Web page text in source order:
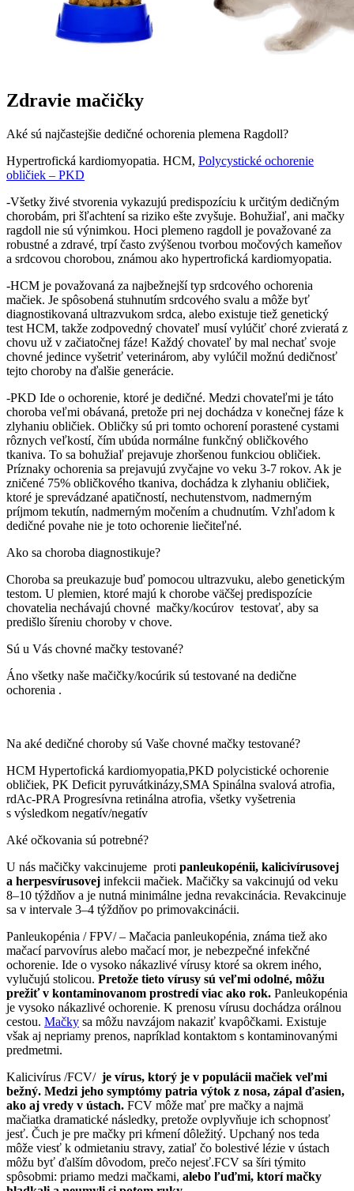
Zdravie mačičky
Aké sú najčastejšie dedičné ochorenia plemena Ragdoll?
Hypertrofická kardiomyopatia. HCM, Polycystické ochorenie
obličiek – PKD
-Všetky živé stvorenia vykazujú predispozíciu k určitým dedičným
chorobám, pri šľachtení sa riziko ešte zvyšuje. Bohužiaľ, ani mačky
ragdoll nie sú výnimkou. Hoci plemeno ragdoll je považované za
robustné a zdravé, trpí často zvýšenou tvorbou močových kameňov
a srdcovou chorobou, známou ako hypertrofická kardiomyopatia.
-HCM je považovaná za najbežnejší typ srdcového ochorenia
mačiek. Je spôsobená stuhnutím srdcového svalu a môže byť
diagnostikovaná ultrazvukom srdca, alebo existuje tiež genetický
test HCM, takže zodpovedný chovateľ musí vylúčiť choré zvieratá z
chovu už v začiatočnej fáze! Každý chovateľ by mal nechať svoje
chovné jedince vyšetriť veterinárom, aby vylúčil možnú dedičnosť
tejto choroby na ďalšie generácie.
-PKD Ide o ochorenie, ktoré je dedičné. Medzi chovateľmi je táto
choroba veľmi obávaná, pretože pri nej dochádza v konečnej fáze k
zlyhaniu obličiek. Obličky sú pri tomto ochorení porastené cystami
rôznych veľkostí, čím ubúda normálne funkčný obličkového
tkaniva. To sa bohužiaľ prejavuje zhoršenou funkciou obličiek.
Príznaky ochorenia sa prejavujú zvyčajne vo veku 3-7 rokov. Ak je
zničené 75% obličkového tkaniva, dochádza k zlyhaniu obličiek,
ktoré je sprevádzané apatičností, nechutenstvom, nadmerným
príjmom tekutín, nadmerným močením a chudnutím. Vzhľadom k
dedičné povahe nie je toto ochorenie liečiteľné.
Ako sa choroba diagnostikuje?
Choroba sa preukazuje buď pomocou ultrazvuku, alebo genetickým
testom. U plemien, ktoré majú k chorobe väčšej predispozície
chovatelia nechávajú chovné mačky/kocúrov testovať, aby sa
predišlo šíreniu choroby v chove.
Sú u Vás chovné mačky testované?
Áno všetky naše mačičky/kocúrik sú testované na dedične
ochorenia .
Na aké dedičné choroby sú Vaše chovné mačky testované?
HCM Hypertofická kardiomyopatia,PKD polycistické ochorenie
obličiek, PK Deficit pyruvátkinázy,SMA Spinálna svalová atrofia,
rdAc-PRA Progresívna retinálna atrofia, všetky vyšetrenia
s výsledkom negatív/negatív
Aké očkovania sú potrebné?
U nás mačičky vakcinujeme proti panleukopénii, kalicivírusovej
a herpesvírusovej infekcii mačiek. Mačičky sa vakcinujú od veku
8–10 týždňov a je nutná minimálne jedna revakcinácia. Revakcinuje
sa v intervale 3–4 týždňov po primovakcinácii.
Panleukopénia / FPV/ – Mačacia panleukopénia, známa tiež ako
mačací parvovírus alebo mačací mor, je nebezpečné infekčné
ochorenie. Ide o vysoko nákazlivé vírusy ktoré sa okrem iného,
vylučujú stolicou. Pretože tieto vírusy sú veľmi odolné, môžu
prežiť v kontaminovanom prostredí viac ako rok. Panleukopénia
je vysoko nákazlivé ochorenie. K prenosu vírusu dochádza orálnou
cestou. Mačky sa môžu navzájom nakaziť kvapôčkami. Existuje
však aj nepriamy prenos, napríklad kontaktom s kontaminovanými
predmetmi.
Kalicivírus /FCV/ je vírus, ktorý je v populácii mačiek veľmi
bežný. Medzi jeho symptómy patria výtok z nosa, zápal ďasien,
ako aj vredy v ústach. FCV môže mať pre mačky a najmä
mačiatka dramatické následky, pretože ovplyvňuje ich schopnosť
jesť. Čuch je pre mačky pri kŕmení dôležitý. Upchaný nos teda
môže viesť k odmietaniu stravy, zatiaľ čo bolestivé lézie v ústach
môžu byť ďalším dôvodom, prečo nejesť.FCV sa šíri týmito
spôsobmi: priamo medzi mačkami, alebo ľuďmi, ktorí mačky